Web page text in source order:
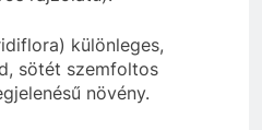
különleges,
sötét szemfoltos
növény.